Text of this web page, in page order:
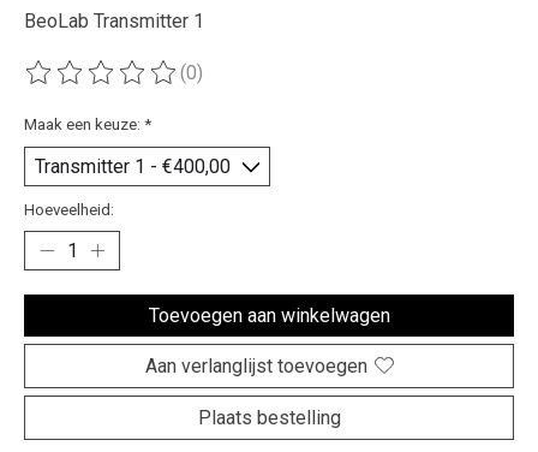
BeoLab Transmitter 1
De beoordeling van dit product is
(0)
Maak een keuze: *
Hoeveelheid:
Toevoegen aan winkelwagen
Aan verlanglijst toevoegen
Plaats bestelling